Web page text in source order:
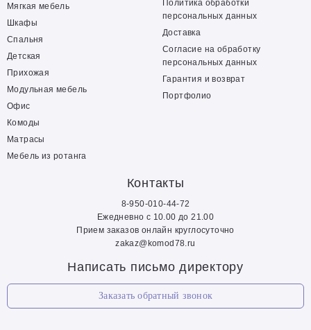
Мягкая мебель
Шкафы
Спальня
Детская
Прихожая
Модульная мебель
Офис
Комоды
Матрасы
Мебель из ротанга
Политика обработки
персональных данных
Доставка
Согласие на обработку
персональных данных
Гарантия и возврат
Портфолио
Контакты
8-950-010-44-72
Ежедневно с 10.00 до 21.00
Прием заказов онлайн круглосуточно
zakaz@komod78.ru
Написать письмо директору
Заказать обратный звонок